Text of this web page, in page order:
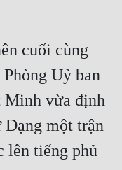
cuối cùng
Uỷ ban
Minh vừa định
Dạng một trận
lên tiếng phủ